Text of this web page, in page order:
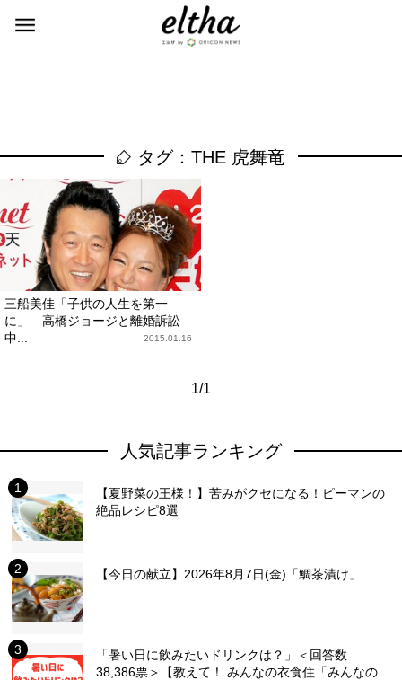
タグ：THE 虎舞竜
三船美佳「子供の人生を第一
に」 高橋ジョージと離婚訴訟
中...
2015.01.16
1/1
人気記事ランキング
【夏野菜の王様！】苦みがクセになる！ピーマンの
絶品レシピ8選
【今日の献立】2026年8月7日(金)「鯛茶漬け」
「暑い日に飲みたいドリンクは？」＜回答数
38,386票＞【教えて！ みんなの衣食住「みんなの